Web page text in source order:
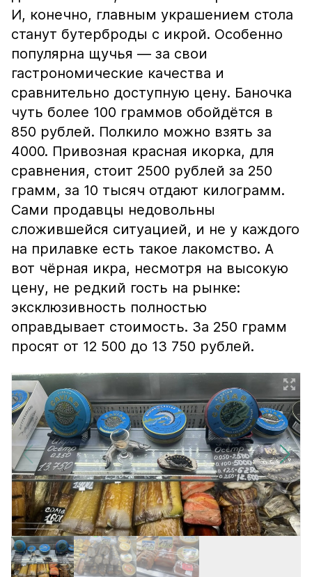
И, конечно, главным украшением стола
станут бутерброды с икрой. Особенно
популярна щучья — за свои
гастрономические качества и
сравнительно доступную цену. Баночка
чуть более 100 граммов обойдётся в
850 рублей. Полкило можно взять за
4000. Привозная красная икорка, для
сравнения, стоит 2500 рублей за 250
грамм, за 10 тысяч отдают килограмм.
Сами продавцы недовольны
сложившейся ситуацией, и не у каждого
на прилавке есть такое лакомство. А
вот чёрная икра, несмотря на высокую
цену, не редкий гость на рынке:
эксклюзивность полностью
оправдывает стоимость. За 250 грамм
просят от 12 500 до 13 750 рублей.